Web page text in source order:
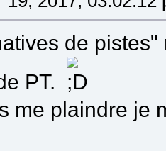
de
PT.
me plaindre je